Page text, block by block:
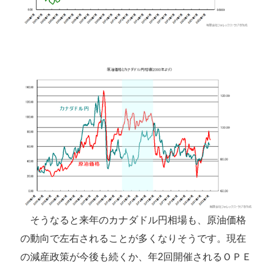
そうなると来年のカナダドル円相場も、原油価格
の動向で左右されることが多くなりそうです。現在
の減産政策が今後も続くか、年2回開催されるＯＰＥ